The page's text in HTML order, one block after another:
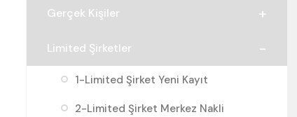
Gerçek Kişiler
Limited Şirketler
1-Limited Şirket Yeni Kayıt
2-Limited Şirket Merkez Nakli